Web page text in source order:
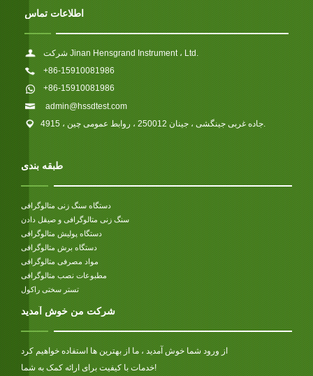
اطلاعات تماس
شرکت Jinan Hensgrand Instrument ، Ltd.
+86-15910081986
+86-15910081986
admin@hssdtest.com
4915 ، جاده غربی جینگشی ، جینان 250012 ، روابط عمومی چین.
طبقه بندی
دستگاه سنگ زنی متالوگرافی
سنگ زنی متالوگرافی و صیقل دادن
دستگاه پولیش متالوگرافی
دستگاه برش متالوگرافی
مواد مصرفی متالوگرافی
مطبوعات نصب متالوگرافی
تستر سختی راکول
شرکت من خوش آمدید
از ورود شما خوش آمدید ، ما از بهترین ها استفاده خواهیم کرد
خدمات با کیفیت برای ارائه کمک به شما!